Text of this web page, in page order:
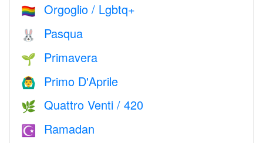
🏳️‍🌈 Orgoglio / Lgbtq+
🐰 Pasqua
🌱 Primavera
🙆‍♂️ Primo D'Aprile
🌿 Quattro Venti / 420
☪️ Ramadan